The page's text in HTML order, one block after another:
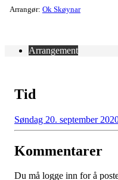
Arrangør: Ok Skøynar
Arrangement
Tid
Søndag 20. september
Kommentarer
Du må logge inn for å